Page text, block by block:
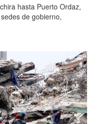
hasta Puerto Ordaz,
de gobierno,